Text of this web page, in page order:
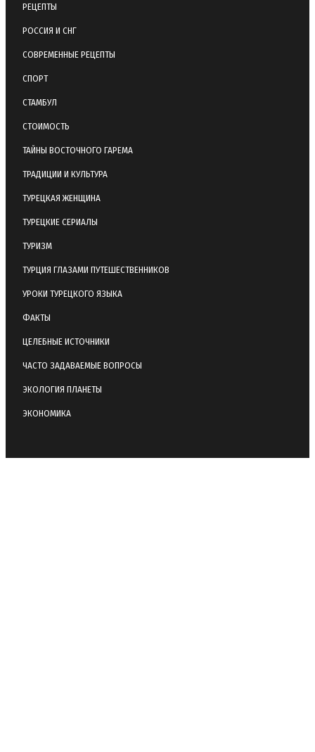
РЕЦЕПТЫ
РОССИЯ И СНГ
СОВРЕМЕННЫЕ РЕЦЕПТЫ
СПОРТ
СТАМБУЛ
СТОИМОСТЬ
ТАЙНЫ ВОСТОЧНОГО ГАРЕМА
ТРАДИЦИИ И КУЛЬТУРА
ТУРЕЦКАЯ ЖЕНЩИНА
ТУРЕЦКИЕ СЕРИАЛЫ
ТУРИЗМ
ТУРЦИЯ ГЛАЗАМИ ПУТЕШЕСТВЕННИКОВ
УРОКИ ТУРЕЦКОГО ЯЗЫКА
ФАКТЫ
ЦЕЛЕБНЫЕ ИСТОЧНИКИ
ЧАСТО ЗАДАВАЕМЫЕ ВОПРОСЫ
ЭКОЛОГИЯ ПЛАНЕТЫ
ЭКОНОМИКА